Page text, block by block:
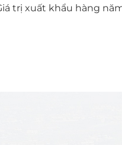
trị xuất khẩu hàng